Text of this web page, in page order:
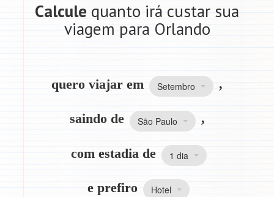
Calcule quanto irá custar sua
viagem para Orlando
quero viajar em Setembro ,
saindo de São Paulo ,
com estadia de 1 dia
e prefiro Hotel